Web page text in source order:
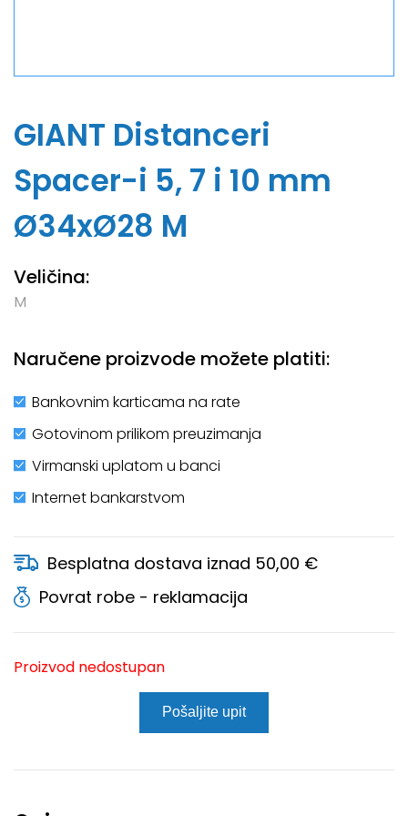
GIANT Distanceri
Spacer-i 5, 7 i 10 mm
Ø34xØ28 M
Veličina:
M
Naručene proizvode možete platiti:
Bankovnim karticama na rate
Gotovinom prilikom preuzimanja
Virmanski uplatom u banci
Internet bankarstvom
Besplatna dostava iznad 50,00 €
Povrat robe - reklamacija
Proizvod nedostupan
Pošaljite upit